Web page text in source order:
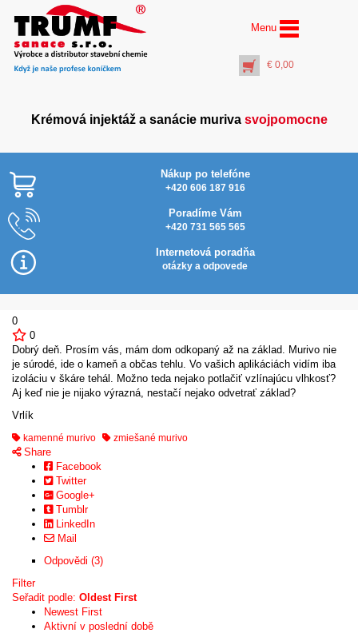
Menu
€ 0,00
Krémová injektáž a sanácie muriva svojpomocne
Nákup po telefóne
+420 606 187 916
Poradíme Vám
+420 731 565 565
Internetová poradňa
otázky a odpovede
0
0
Dobrý deň. Prosím vás, mám dom odkopaný až na základ. Murivo nie
je súrodé, ide o kameň a občas tehlu. Vo vašich aplikáciách vidím iba
izoláciu v škáre tehál. Možno teda nejako potlačiť vzlínajúcu vlhkosť?
Aj keď nie je nijako výrazná, nestačí nejako odvetrať základ?
Vrlík
kamenné murivo zmiešané murivo
Share
Facebook
Twitter
Google+
Tumblr
LinkedIn
Mail
Odpovědi (3)
Filter
Seřadit podle: Oldest First
Newest First
Aktivní v poslední době
Injektážna pištoľ pre
balenie “saláma” s PET
rúrkou 500 mm
+ PŘIDAT DO KOŠÍKU